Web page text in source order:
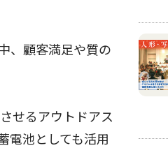
、顧客満足や質の
せるアウトドアス
電池としても活用